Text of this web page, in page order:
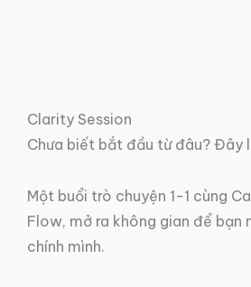
Clarity Session
Chưa biết bắt đầu từ đâu? Đây
Một buổi trò chuyện 1-1 cùng
Flow, mở ra không gian để bạn
chính mình.